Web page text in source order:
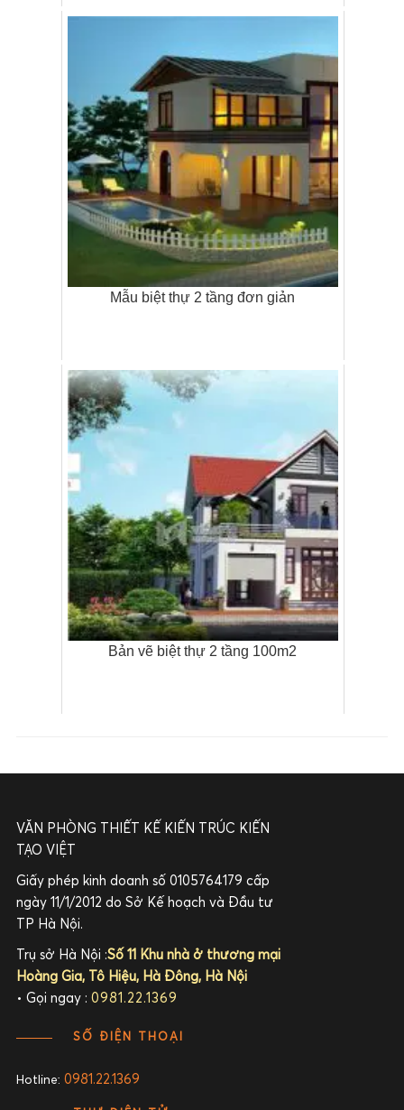
Mẫu biệt thự 2 tầng đơn giản
Bản vẽ biệt thự 2 tầng 100m2
VĂN PHÒNG THIẾT KẾ KIẾN TRÚC KIẾN
TẠO VIỆT
Giấy phép kinh doanh số 0105764179 cấp
ngày 11/1/2012 do Sở Kế hoạch và Đầu tư
TP Hà Nội.
Trụ sở Hà Nội :Số 11 Khu nhà ở thương mại
Hoàng Gia, Tô Hiệu, Hà Đông, Hà Nội
• Gọi ngay : 0981.22.1369
SỐ ĐIỆN THOẠI
Hotline: 0981.22.1369